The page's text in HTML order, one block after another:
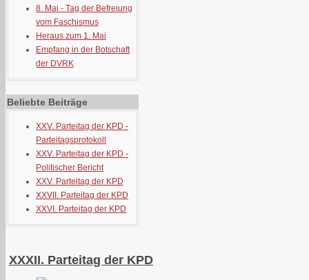
8. Mai - Tag der Befreiung
vom Faschismus
Heraus zum 1. Mai
Empfang in der Botschaft
der DVRK
Beliebte Beiträge
XXV. Parteitag der KPD -
Parteitagsprotokoll
XXV. Parteitag der KPD -
Politischer Bericht
XXV. Parteitag der KPD
XXVII. Parteitag der KPD
XXVI. Parteitag der KPD
XXXII. Parteitag der KPD